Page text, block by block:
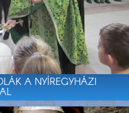
A NYÍREGYHÁZI